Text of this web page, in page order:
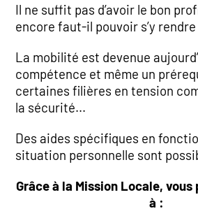
Il ne suffit pas d’avoir le bon
encore faut-il pouvoir s’y rendre
La mobilité est devenue
compétence et même un
certaines filières en tension
la sécurité...
Des aides spécifiques en
situation personnelle sont
Grâce à la Mission Locale,
à :